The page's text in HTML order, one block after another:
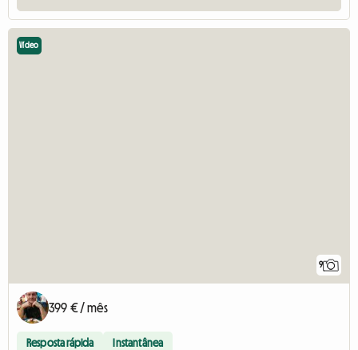
9
Vídeo
399 € / mês
Resposta rápida Instantânea